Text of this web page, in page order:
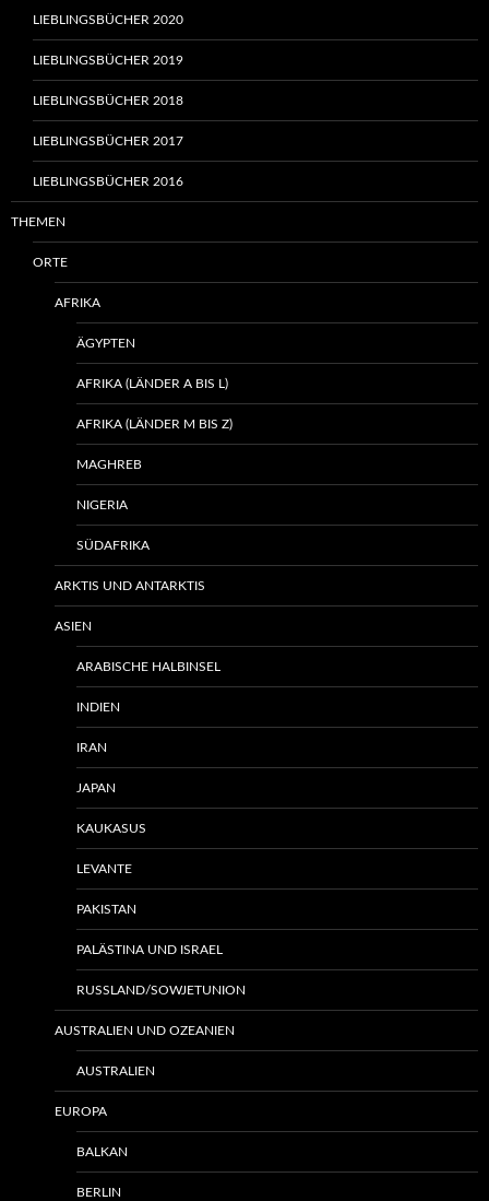
LIEBLINGSBÜCHER 2020
LIEBLINGSBÜCHER 2019
LIEBLINGSBÜCHER 2018
LIEBLINGSBÜCHER 2017
LIEBLINGSBÜCHER 2016
THEMEN
ORTE
AFRIKA
ÄGYPTEN
AFRIKA (LÄNDER A BIS L)
AFRIKA (LÄNDER M BIS Z)
MAGHREB
NIGERIA
SÜDAFRIKA
ARKTIS UND ANTARKTIS
ASIEN
ARABISCHE HALBINSEL
INDIEN
IRAN
JAPAN
KAUKASUS
LEVANTE
PAKISTAN
PALÄSTINA UND ISRAEL
RUSSLAND/SOWJETUNION
AUSTRALIEN UND OZEANIEN
AUSTRALIEN
EUROPA
BALKAN
BERLIN